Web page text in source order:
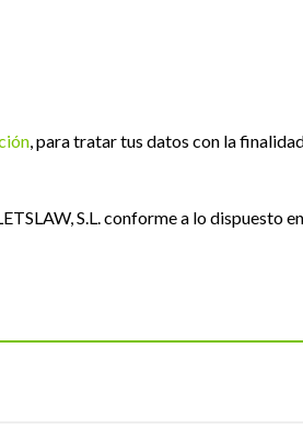
, para tratar tus datos con la
S.L. conforme a lo dispuesto en